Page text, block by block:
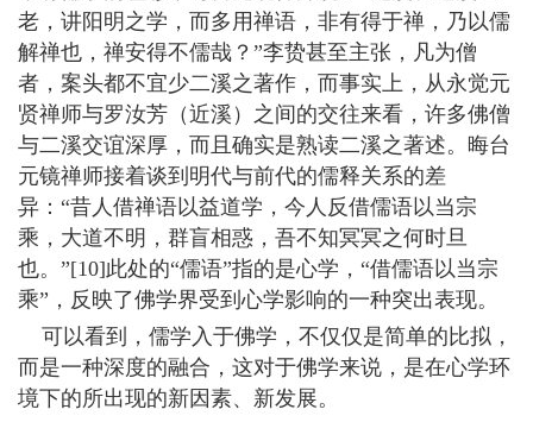
老，讲阳明之学，而多用禅语，非有得于禅，乃以儒
解禅也，禅安得不儒哉？”李贽甚至主张，凡为僧
者，案头都不宜少二溪之著作，而事实上，从永觉元
贤禅师与罗汝芳（近溪）之间的交往来看，许多佛僧
与二溪交谊深厚，而且确实是熟读二溪之著述。晦台
元镜禅师接着谈到明代与前代的儒释关系的差
异：“昔人借禅语以益道学，今人反借儒语以当宗
乘，大道不明，群盲相惑，吾不知冥冥之何时旦
也。”[10]此处的“儒语”指的是心学，“借儒语以当宗
乘”，反映了佛学界受到心学影响的一种突出表现。
可以看到，儒学入于佛学，不仅仅是简单的比拟，
而是一种深度的融合，这对于佛学来说，是在心学环
境下的所出现的新因素、新发展。